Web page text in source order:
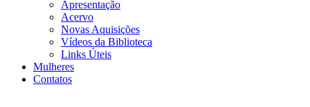
Apresentação
Acervo
Novas Aquisições
Vídeos da Biblioteca
Links Úteis
Mulheres
Contatos